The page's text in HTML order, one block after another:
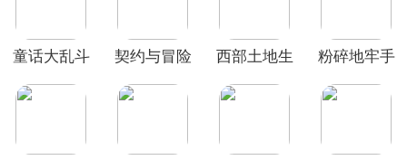
童话大乱斗
契约与冒险
西部土地生
最新版
粉碎地牢手